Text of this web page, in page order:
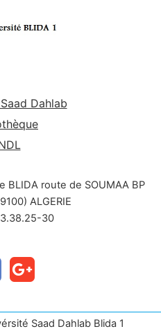
Dahlab
BLIDA route de SOUMAA BP
ALGERIE
30
Saad Dahlab Blida 1